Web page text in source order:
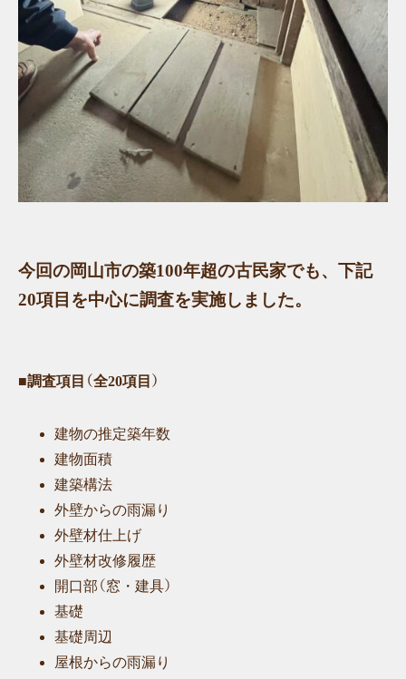
今回の岡山市の築100年超の古民家でも、下記
20項目 を中心に調査を実施しました。
■調査項目（全20項目）
建物の推定築年数
建物面積
建築構法
外壁からの雨漏り
外壁材仕上げ
外壁材改修履歴
開口部（窓・建具）
基礎
基礎周辺
屋根からの雨漏り